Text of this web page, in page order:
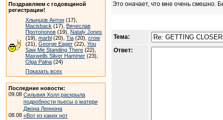
Поздравляем с годовщиной
регистрации!
Хлынцов Антон (17),
Macisback (17), Вячеслав
Протопопов (19), Nataly Jones
(19), marbl (20), Tia (20), crow
(21), George Eager (22), You
Saw Me Standing There (22),
Maxwells Silver Hammer (23),
Olga Palna (24)
Показать всех
Последние новости:
09.08 Сильвия Холл раскрыла
подробности пьесы о матери
Джона Леннона
08.08 «Вот из каких нот
Это оначает, что мне очень смешно.
Тема:
Ответ: